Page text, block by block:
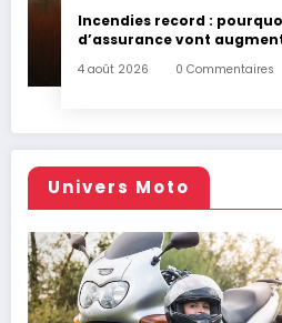
Incendies record :
d’assurance vont
4 août 2026 0 Commentaires
Univers Moto